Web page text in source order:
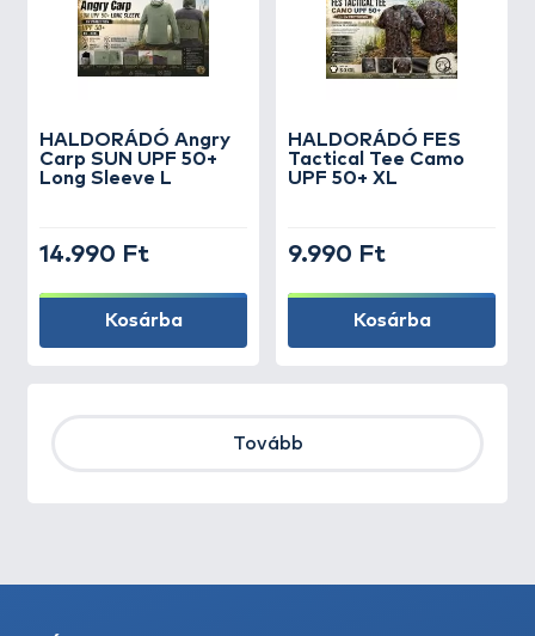
HALDORÁDÓ Angry
Carp SUN UPF 50+
Long Sleeve L
14.990 Ft
Kosárba
HALDORÁDÓ FES
Tactical Tee Camo
UPF 50+ XL
9.990 Ft
Kosárba
Tovább